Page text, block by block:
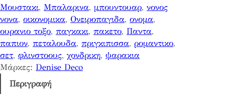
ε
τ
ο
Ο
ν
ο
α
Μουστακι, Μπαλαρινα, μπουντουαρ, νονος
νονα, οικονομικα, Ονειροπαγιδα, ονομα
ουρανιο τοξο, παγκακι, πακετο, Παντα
παπιον, πεταλουδα, πριγκιπισσα, ρομαντικο
σετ, φλινστοους, χονδρικη, ψαρακια
Μάρκες: Denise Deco
Περιγραφή